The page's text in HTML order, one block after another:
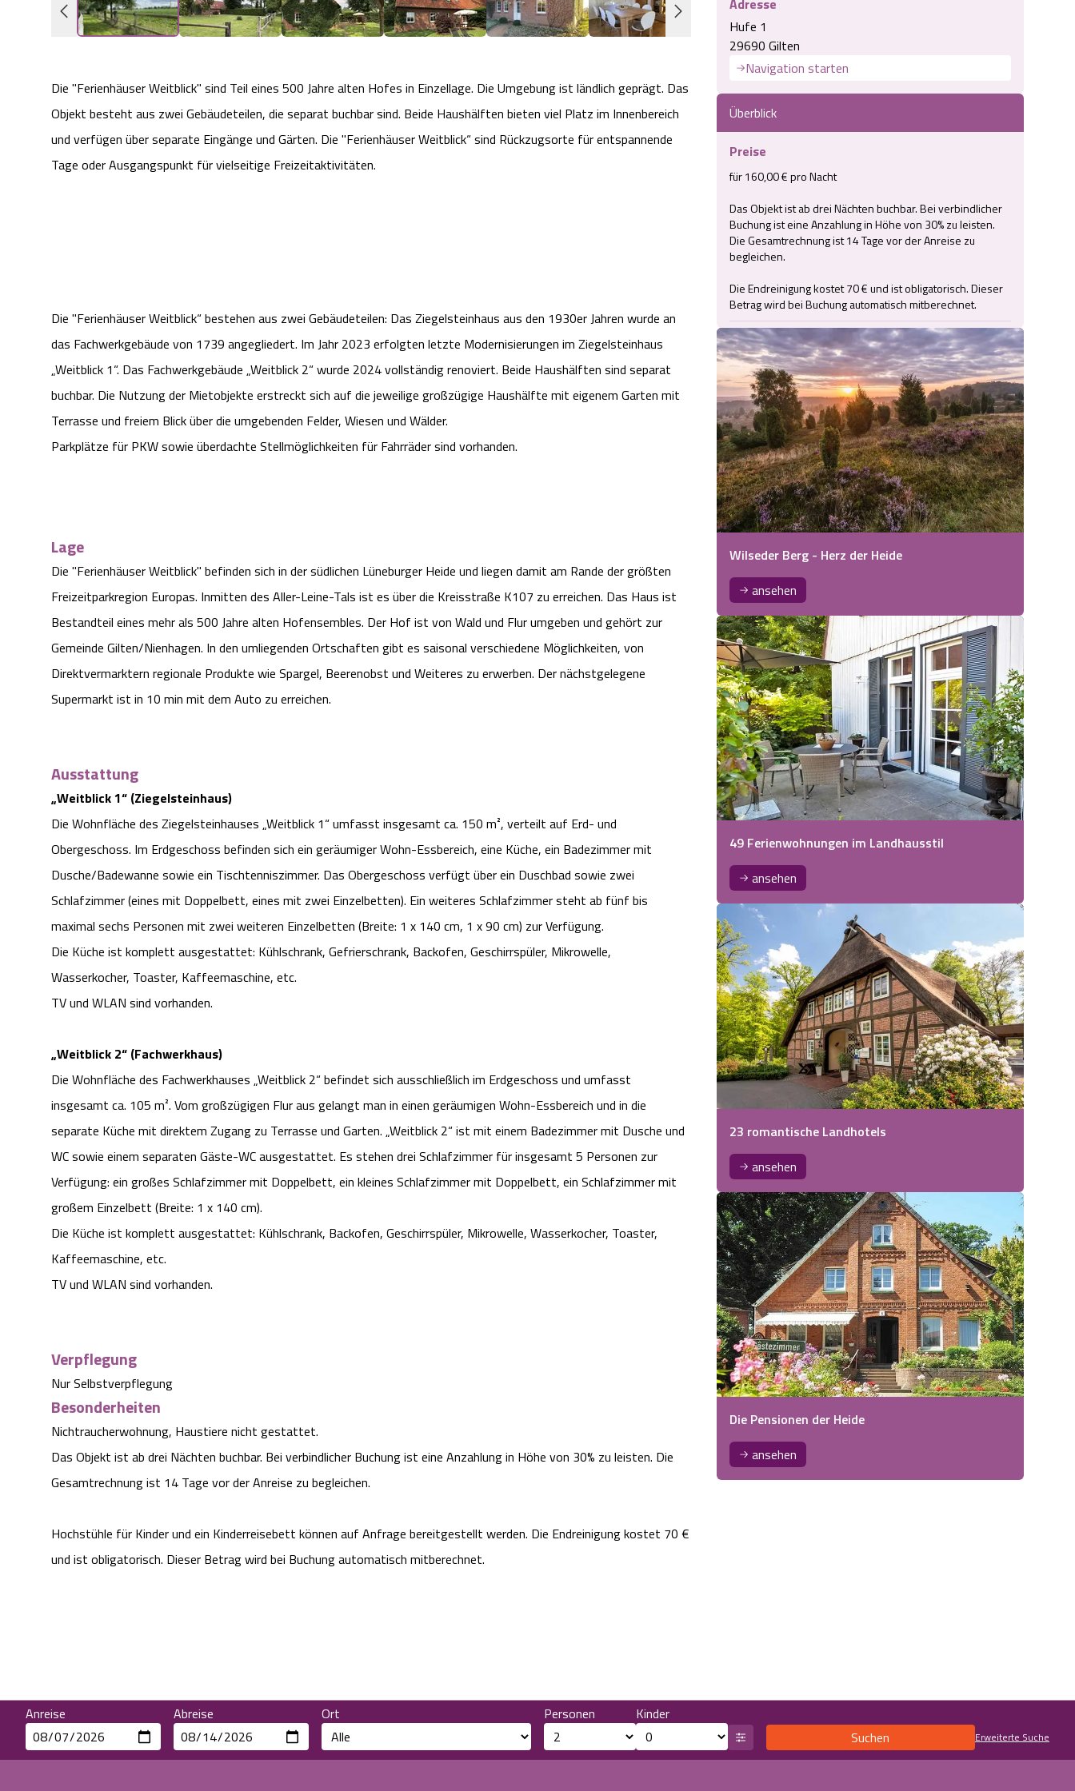
Die "Ferienhäuser Weitblick" sind Teil eines 500 Jahre alten Hofes in Einzellage. Die Umgebung ist ländlich geprägt. Das
Objekt besteht aus zwei Gebäudeteilen, die separat buchbar sind. Beide Haushälften bieten viel Platz im Innenbereich
und verfügen über separate Eingänge und Gärten. Die "Ferienhäuser Weitblick“ sind Rückzugsorte für entspannende
Tage oder Ausgangspunkt für vielseitige Freizeitaktivitäten.
Die "Ferienhäuser Weitblick“ bestehen aus zwei Gebäudeteilen: Das Ziegelsteinhaus aus den 1930er Jahren wurde an
das Fachwerkgebäude von 1739 angegliedert. Im Jahr 2023 erfolgten letzte Modernisierungen im Ziegelsteinhaus
„Weitblick 1“. Das Fachwerkgebäude „Weitblick 2“ wurde 2024 vollständig renoviert. Beide Haushälften sind separat
buchbar. Die Nutzung der Mietobjekte erstreckt sich auf die jeweilige großzügige Haushälfte mit eigenem Garten mit
Terrasse und freiem Blick über die umgebenden Felder, Wiesen und Wälder.
Parkplätze für PKW sowie überdachte Stellmöglichkeiten für Fahrräder sind vorhanden.
Lage
Die "Ferienhäuser Weitblick" befinden sich in der südlichen Lüneburger Heide und liegen damit am Rande der größten
Freizeitparkregion Europas. Inmitten des Aller-Leine-Tals ist es über die Kreisstraße K107 zu erreichen. Das Haus ist
Bestandteil eines mehr als 500 Jahre alten Hofensembles. Der Hof ist von Wald und Flur umgeben und gehört zur
Gemeinde Gilten/Nienhagen. In den umliegenden Ortschaften gibt es saisonal verschiedene Möglichkeiten, von
Direktvermarktern regionale Produkte wie Spargel, Beerenobst und Weiteres zu erwerben. Der nächstgelegene
Supermarkt ist in 10 min mit dem Auto zu erreichen.
Ausstattung
„Weitblick 1“ (Ziegelsteinhaus)
Die Wohnfläche des Ziegelsteinhauses „Weitblick 1“ umfasst insgesamt ca. 150 m², verteilt auf Erd- und
Obergeschoss. Im Erdgeschoss befinden sich ein geräumiger Wohn-Essbereich, eine Küche, ein Badezimmer mit
Dusche/Badewanne sowie ein Tischtenniszimmer. Das Obergeschoss verfügt über ein Duschbad sowie zwei
Schlafzimmer (eines mit Doppelbett, eines mit zwei Einzelbetten). Ein weiteres Schlafzimmer steht ab fünf bis
maximal sechs Personen mit zwei weiteren Einzelbetten (Breite: 1 x 140 cm, 1 x 90 cm) zur Verfügung.
Die Küche ist komplett ausgestattet: Kühlschrank, Gefrierschrank, Backofen, Geschirrspüler, Mikrowelle,
Wasserkocher, Toaster, Kaffeemaschine, etc.
TV und WLAN sind vorhanden.
„Weitblick 2“ (Fachwerkhaus)
Die Wohnfläche des Fachwerkhauses „Weitblick 2“ befindet sich ausschließlich im Erdgeschoss und umfasst
insgesamt ca. 105 m². Vom großzügigen Flur aus gelangt man in einen geräumigen Wohn-Essbereich und in die
separate Küche mit direktem Zugang zu Terrasse und Garten. „Weitblick 2“ ist mit einem Badezimmer mit Dusche und
WC sowie einem separaten Gäste-WC ausgestattet. Es stehen drei Schlafzimmer für insgesamt 5 Personen zur
Verfügung: ein großes Schlafzimmer mit Doppelbett, ein kleines Schlafzimmer mit Doppelbett, ein Schlafzimmer mit
großem Einzelbett (Breite: 1 x 140 cm).
Die Küche ist komplett ausgestattet: Kühlschrank, Backofen, Geschirrspüler, Mikrowelle, Wasserkocher, Toaster,
Kaffeemaschine, etc.
TV und WLAN sind vorhanden.
Verpflegung
Nur Selbstverpflegung
Besonderheiten
Nichtraucherwohnung, Haustiere nicht gestattet.
Das Objekt ist ab drei Nächten buchbar. Bei verbindlicher Buchung ist eine Anzahlung in Höhe von 30% zu leisten. Die
Gesamtrechnung ist 14 Tage vor der Anreise zu begleichen.
Hochstühle für Kinder und ein Kinderreisebett können auf Anfrage bereitgestellt werden. Die Endreinigung kostet 70 €
und ist obligatorisch. Dieser Betrag wird bei Buchung automatisch mitberechnet.
Adresse
Hufe 1
29690 Gilten
Navigation starten
Überblick
Preise
für 160,00 € pro Nacht
Das Objekt ist ab drei Nächten buchbar. Bei verbindlicher
Buchung ist eine Anzahlung in Höhe von 30% zu leisten.
Die Gesamtrechnung ist 14 Tage vor der Anreise zu
begleichen.
Die Endreinigung kostet 70 € und ist obligatorisch. Dieser
Betrag wird bei Buchung automatisch mitberechnet.
Wilseder Berg - Herz der Heide
ansehen
49 Ferienwohnungen im Landhausstil
ansehen
23 romantische Landhotels
ansehen
Die Pensionen der Heide
ansehen
Anreise Abreise Ort Personen
Kinder
Suchen
Erweiterte Suche